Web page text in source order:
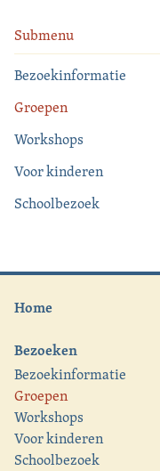
Submenu
Bezoekinformatie
Groepen
Workshops
Voor kinderen
Schoolbezoek
Home
Bezoeken
Bezoekinformatie
Groepen
Workshops
Voor kinderen
Schoolbezoek